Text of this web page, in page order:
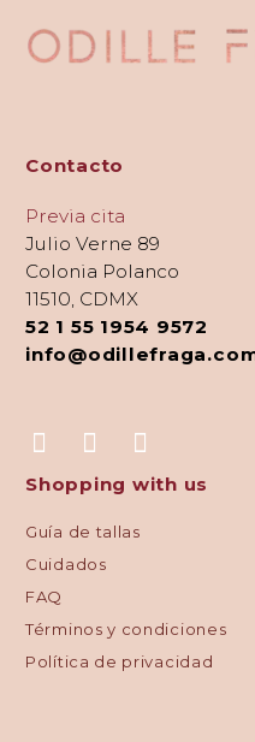
Contacto
Previa cita
Julio Verne 89
Colonia Polanco
11510, CDMX
52 1 55 1954 9572
Shopping with us
Guía de tallas
Cuidados
FAQ
Términos y condiciones
Política de privacidad